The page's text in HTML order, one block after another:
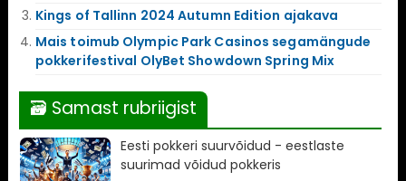
Kings of Tallinn 2024 Autumn Edition ajakava
Mais toimub Olympic Park Casinos segamängude
pokkerifestival OlyBet Showdown Spring Mix
🗃 Samast rubriigist
Eesti pokkeri suurvõidud - eestlaste
suurimad võidud pokkeris